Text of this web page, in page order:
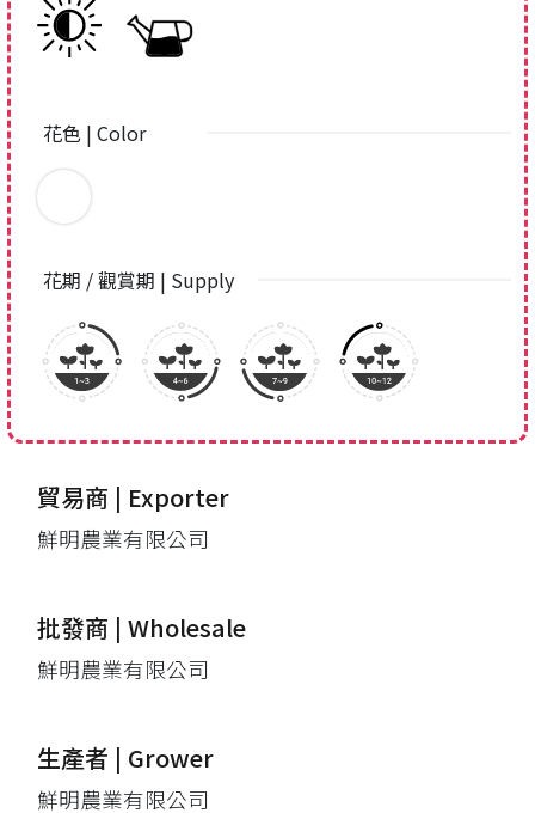
花色 | Color
花期 / 觀賞期 | Supply
貿易商 | Exporter
鮮明農業有限公司
批發商 | Wholesale
鮮明農業有限公司
生產者 | Grower
鮮明農業有限公司